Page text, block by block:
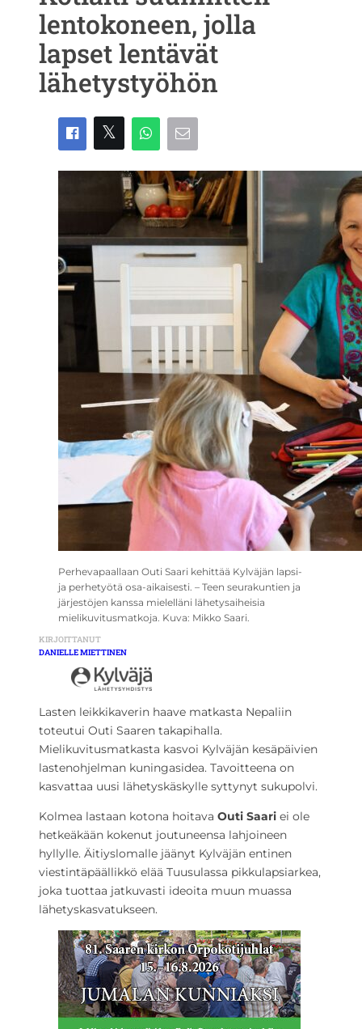
lentokoneen, jolla
lapset lentävät
lähetystyöhön
Perhevapaallaan Outi Saari kehittää Kylväjän lapsi-
ja perhetyötä osa-aikaisesti. – Teen seurakuntien ja
järjestöjen kanssa mielelläni lähetysaiheisia
mielikuvitusmatkoja. Kuva: Mikko Saari.
KIRJOITTANUT
DANIELLE MIETTINEN
Lasten leikkikaverin haave matkasta Nepaliin
toteutui Outi Saaren takapihalla.
Mielikuvitusmatkasta kasvoi Kylväjän kesäpäivien
lastenohjelman kuningasidea. Tavoitteena on
kasvattaa uusi lähetyskäskylle syttynyt sukupolvi.
Kolmea lastaan kotona hoitava Outi Saari ei ole
hetkeäkään kokenut joutuneensa lahjoineen
hyllylle. Äitiyslomalle jäänyt Kylväjän entinen
viestintäpäällikkö elää Tuusulassa pikkulapsiarkea,
joka tuottaa jatkuvasti ideoita muun muassa
lähetyskasvatukseen.